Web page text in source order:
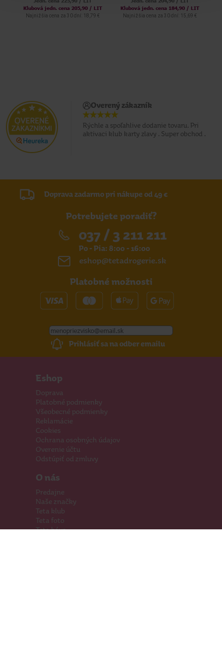
Klubová jedn. cena 205,90 / LIT
Najnižšia cena za 30 dní: 18,79 €
Klubová jedn. cena 184,90 / LIT
Najnižšia cena za 30 dní: 15,69 €
Overený zákazník
Rýchle a spoľahlive dodanie tovaru. Pri
aktivaci klub karty zlavy . Super obchod .
Doprava zadarmo pri nákupe od 49 €
Potrebujete poradiť?
037 / 3 211 211
Po - Pia: 8:00 - 16:00
eshop@tetadrogerie.sk
Platobné možnosti
Prihlásiť sa na odber emailu
Eshop
Doprava
Platobné podmienky
Všeobecné podmienky
Reklamácie
Cookies
Ochrana osobných údajov
Overenie účtu
Odstúpiť od zmluvy
O nás
Predajne
Naše značky
Teta klub
Teta foto
Teta káva